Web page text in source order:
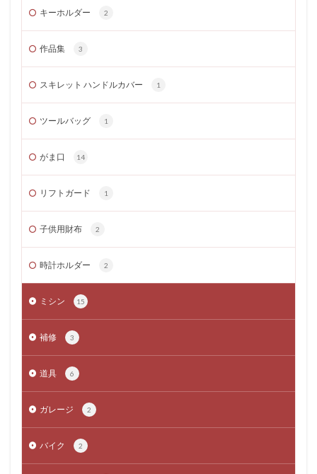
キーホルダー 2
作品集 3
スキレット ハンドルカバー 1
ツールバッグ 1
がま口 14
リフトガード 1
子供用財布 2
時計ホルダー 2
ミシン 15
補修 3
道具 6
ガレージ 2
バイク 2